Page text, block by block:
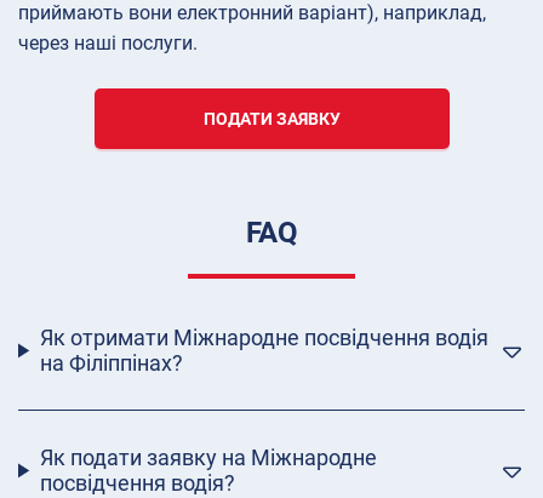
приймають вони електронний варіант), наприклад,
через наші послуги.
ПОДАТИ ЗАЯВКУ
FAQ
Як отримати Міжнародне посвідчення водія
на Філіппінах?
Як подати заявку на Міжнародне
посвідчення водія?